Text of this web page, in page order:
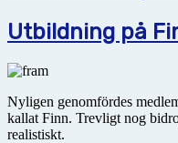
Utbildning på
Nyligen genomfördes
kallat Finn. Trevligt nog
realistiskt.